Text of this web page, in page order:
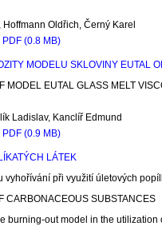
Oldřich, Černý Karel
PDF (0.8 MB)
MODELU SKLOVINY EUTAL
MODEL EUTAL GLASS MELT
Ladislav, Kanclíř Edmund
PDF (0.9 MB)
LÁTEK
vyhořívání při využití úletových
CARBONACEOUS SUBSTANCES
burning-out model in the utilization